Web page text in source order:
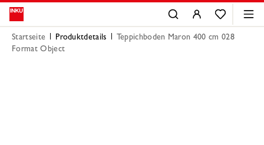
Startseite Produktdetails
Teppichboden Maron 400 cm 028
Format Object